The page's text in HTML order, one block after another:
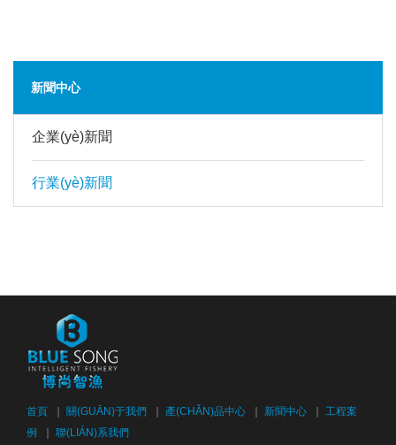
新聞中心
企業(yè)新聞
行業(yè)新聞
首頁 關(GUĀN)于我們 產(CHǍN)品中心 新聞中心
工程案
例
聯(LIÁN)系我們